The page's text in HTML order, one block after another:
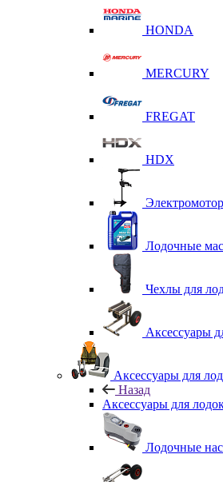
HONDA
MERCURY
FREGAT
HDX
Лодочные
Чехлы для
Аксессуары
Аксессуары для
Назад
Аксессуары для
Лодочные